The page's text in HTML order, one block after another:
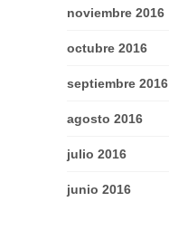
noviembre 2016
octubre 2016
septiembre 2016
agosto 2016
julio 2016
junio 2016